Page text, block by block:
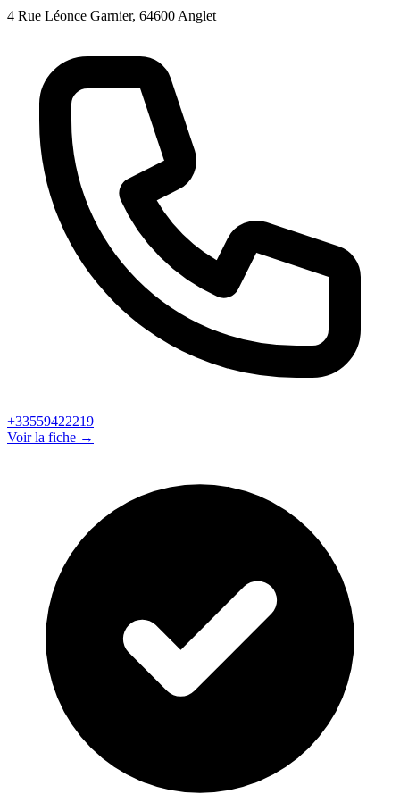
4 Rue Léonce Garnier, 64600 Anglet
+33559422219
Voir la fiche →